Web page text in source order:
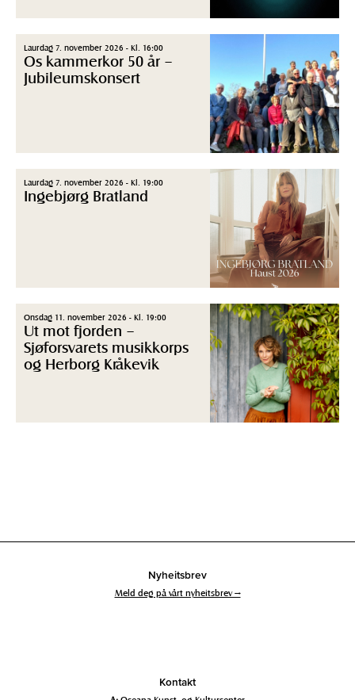
Laurdag 7. november 2026 - Kl. 16:00
Os kammerkor 50 år –
Jubileumskonsert
Laurdag 7. november 2026 - Kl. 19:00
Ingebjørg Bratland
Onsdag 11. november 2026 - Kl. 19:00
Ut mot fjorden –
Sjøforsvarets musikkorps
og Herborg Kråkevik
Nyheitsbrev
Meld deg på vårt nyheitsbrev →
Kontakt